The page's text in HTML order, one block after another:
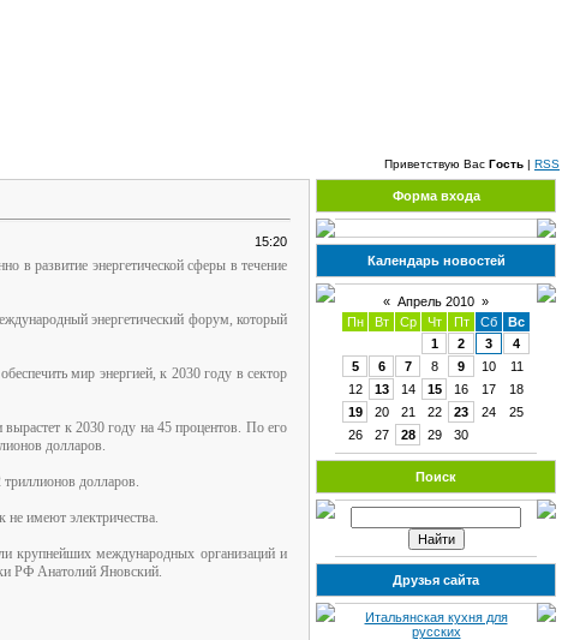
Приветствую Вас Гость | RSS
15:20
в развитие энергетической сферы в течение
энергетический форум, который
мир энергией, к 2030 году в сектор
к 2030 году на 45 процентов. По его
долларов.
долларов.
имеют электричества.
крупнейших международных организаций и
РФ Анатолий Яновский.
Форма входа
Календарь новостей
« Апрель 2010 »
Пн
Вт Ср Чт Пт Сб
Вс
1
2 3
4
5
6 7 8 9 10
11
12
13 14 15 16 17
18
19
20 21 22 23 24
25
26
27 28 29 30
Поиск
Друзья сайта
Итальянская кухня для
русских